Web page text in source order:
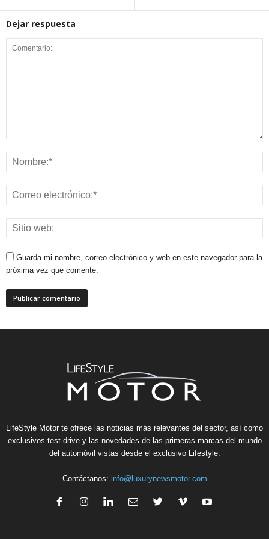
Dejar respuesta
Guarda mi nombre, correo electrónico y web en este navegador para la
próxima vez que comente.
LifeStyle Motor te ofrece las noticias más relevantes del sector, así como
exclusivos test drive y las novedades de las primeras marcas del mundo
del automóvil vistas desde el exclusivo Lifestyle.
Contáctanos: info@luxurynewsmotor.com